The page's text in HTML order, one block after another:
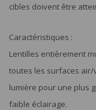
cibles doivent être
Caractéristiques :
Lentilles entièrement
toutes les surfaces
lumière pour une plus
faible éclairage.